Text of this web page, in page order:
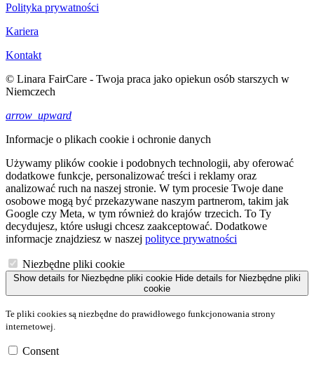
Polityka prywatności
Kariera
Kontakt
© Linara FairCare - Twoja praca jako opiekun osób starszych w
Niemczech
arrow_upward
Informacje o plikach cookie i ochronie danych
Używamy plików cookie i podobnych technologii, aby oferować
dodatkowe funkcje, personalizować treści i reklamy oraz
analizować ruch na naszej stronie. W tym procesie Twoje dane
osobowe mogą być przekazywane naszym partnerom, takim jak
Google czy Meta, w tym również do krajów trzecich. To Ty
decydujesz, które usługi chcesz zaakceptować. Dodatkowe
informacje znajdziesz w naszej polityce prywatności
Niezbędne pliki cookie
Show details for Niezbędne pliki cookie Hide details for Niezbędne pliki
cookie
Te pliki cookies są niezbędne do prawidłowego funkcjonowania strony
internetowej.
Consent